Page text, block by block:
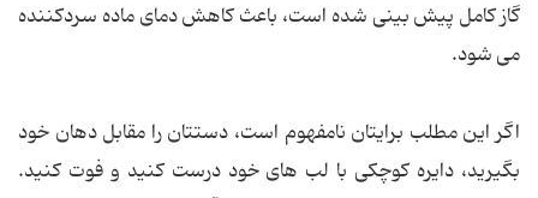
گاز کامل پیش بینی شده است، باعث کاهش دمای ماده سردکننده
می شود.
اگر این مطلب برایتان نامفهوم است، دستتان را مقابل دهان خود
بگیرید، دایره کوچکی با لب های خود درست کنید و فوت کنید.